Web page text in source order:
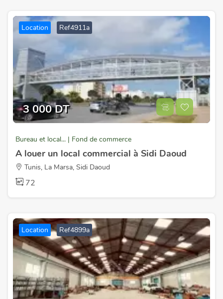
Location Ref4911a
3 000 DT
Bureau et local... | Fond de commerce
A louer un local commercial à Sidi Daoud
Tunis, La Marsa, Sidi Daoud
72
Location Ref4899a